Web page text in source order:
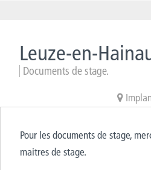
Presse
OEH
Leuze-en-
Documents de stage.
Pour les documents de stage,
maitres de stage.